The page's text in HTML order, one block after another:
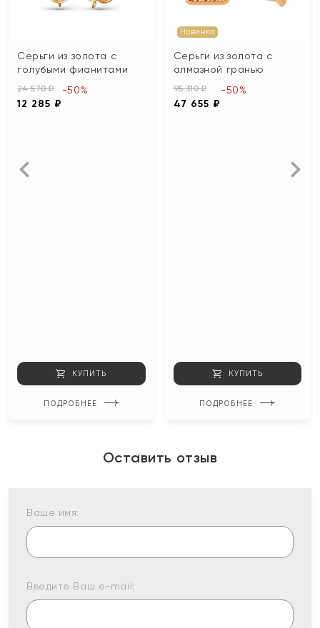
Серьги из золота с
голубыми фианитами
24 570 ₽
12 285 ₽
-50%
КУПИТЬ
ПОДРОБНЕЕ
Новинка
Серьги из золота с
алмазной гранью
95 310 ₽
47 655 ₽
-50%
КУПИТЬ
ПОДРОБНЕЕ
Оставить отзыв
Ваше имя:
Введите Ваш e-mail: